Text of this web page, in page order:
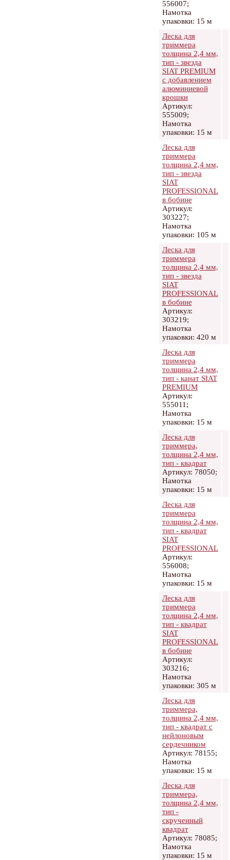
556007;
Намотка
упаковки: 15 м
Леска для
триммера
толщина 2,4 мм,
тип - звезда
SIAT PREMIUM
с добавлением
алюминиевой
крошки
Артикул:
555009;
Намотка
упаковки: 15 м
Леска для
триммера
толщина 2,4 мм,
тип - звезда
SIAT
PROFESSIONAL
в бобине
Артикул:
303227;
Намотка
упаковки: 105 м
Леска для
триммера
толщина 2,4 мм,
тип - звезда
SIAT
PROFESSIONAL
в бобине
Артикул:
303219;
Намотка
упаковки: 420 м
Леска для
триммера
толщина 2,4 мм,
тип - канат SIAT
PREMIUM
Артикул:
555011;
Намотка
упаковки: 15 м
Леска для
триммера,
толщина 2,4 мм,
тип - квадрат
Артикул: 78050;
Намотка
упаковки: 15 м
Леска для
триммера
толщина 2,4 мм,
тип - квадрат
SIAT
PROFESSIONAL
Артикул:
556008;
Намотка
упаковки: 15 м
Леска для
триммера
толщина 2,4 мм,
тип - квадрат
SIAT
PROFESSIONAL
в бобине
Артикул:
303216;
Намотка
упаковки: 305 м
Леска для
триммера,
толщина 2,4 мм,
тип - квадрат с
нейлоновым
сердечником
Артикул: 78155;
Намотка
упаковки: 15 м
Леска для
триммера,
толщина 2,4 мм,
тип -
скрученный
квадрат
Артикул: 78085;
Намотка
упаковки: 15 м